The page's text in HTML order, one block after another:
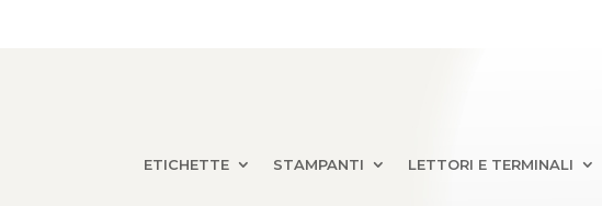
ETICHETTE STAMPANTI LETTORI E TERMINALI